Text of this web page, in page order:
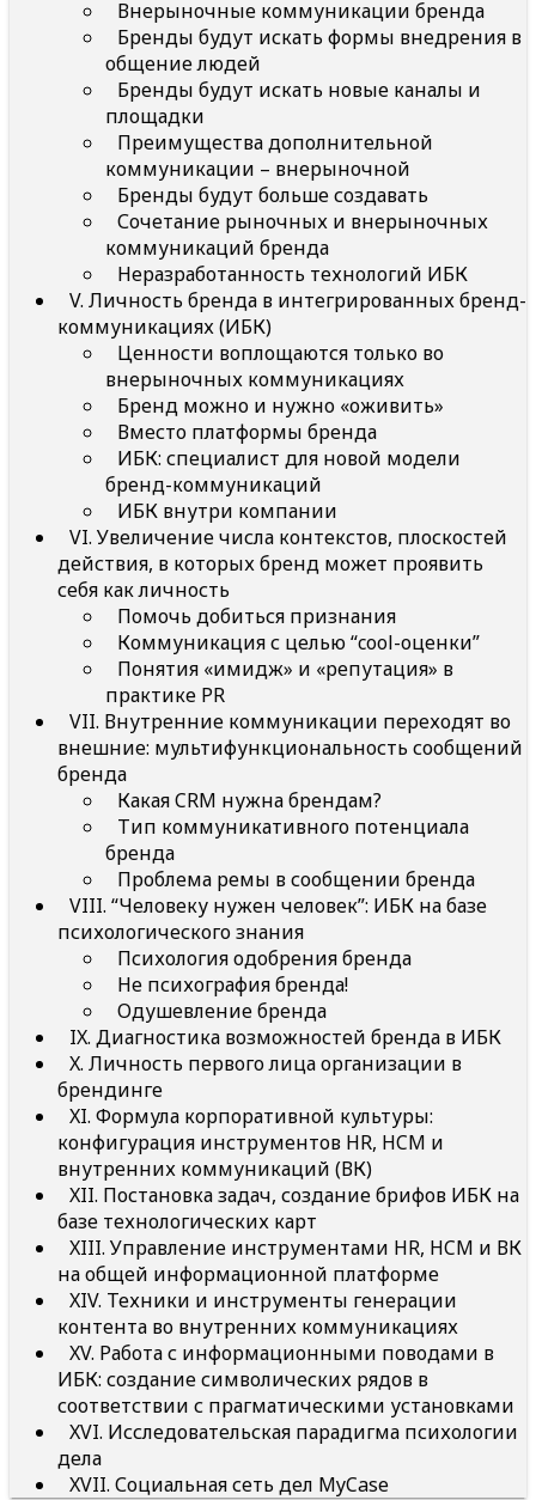
Внерыночные коммуникации бренда
Бренды будут искать формы внедрения в
общение людей
Бренды будут искать новые каналы и
площадки
Преимущества дополнительной
коммуникации – внерыночной
Бренды будут больше создавать
Сочетание рыночных и внерыночных
коммуникаций бренда
Неразработанность технологий ИБК
V. Личность бренда в интегрированных бренд-
коммуникациях (ИБК)
Ценности воплощаются только во
внерыночных коммуникациях
Бренд можно и нужно «оживить»
Вместо платформы бренда
ИБК: специалист для новой модели
бренд-коммуникаций
ИБК внутри компании
VI. Увеличение числа контекстов, плоскостей
действия, в которых бренд может проявить
себя как личность
Помочь добиться признания
Коммуникация с целью “cool-оценки”
Понятия «имидж» и «репутация» в
практике PR
VII. Внутренние коммуникации переходят во
внешние: мультифункциональность сообщений
бренда
Какая CRM нужна брендам?
Тип коммуникативного потенциала
бренда
Проблема ремы в сообщении бренда
VIII. “Человеку нужен человек”: ИБК на базе
психологического знания
Психология одобрения бренда
Не психография бренда!
Одушевление бренда
IX. Диагностика возможностей бренда в ИБК
X. Личность первого лица организации в
брендинге
XI. Формула корпоративной культуры:
конфигурация инструментов HR, HCM и
внутренних коммуникаций (ВК)
XII. Постановка задач, создание брифов ИБК на
базе технологических карт
XIII. Управление инструментами HR, HCM и ВК
на общей информационной платформе
XIV. Техники и инструменты генерации
контента во внутренних коммуникациях
XV. Работа с информационными поводами в
ИБК: создание символических рядов в
соответствии с прагматическими установками
XVI. Исследовательская парадигма психологии
дела
XVII. Социальная сеть дел MyCase